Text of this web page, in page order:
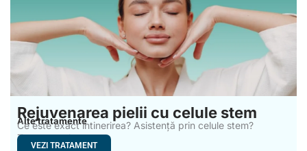
Rejuvenarea pielii cu celule stem
Alte tratamente
Ce este exact întinerirea? Asistență prin celule stem?
Tratamentele pentru
VEZI TRATAMENT